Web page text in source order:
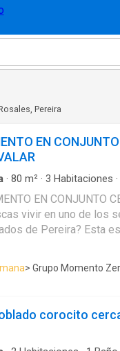
Pereira
EN
· 80 m² · 3 Habitaciones ·
natural ·Vista
EN CONJUNTO
de Pereira? Esta
(amplias y
a las filas en la mañana).
de lujo. Parqueadero
> Grupo Momento
corocito